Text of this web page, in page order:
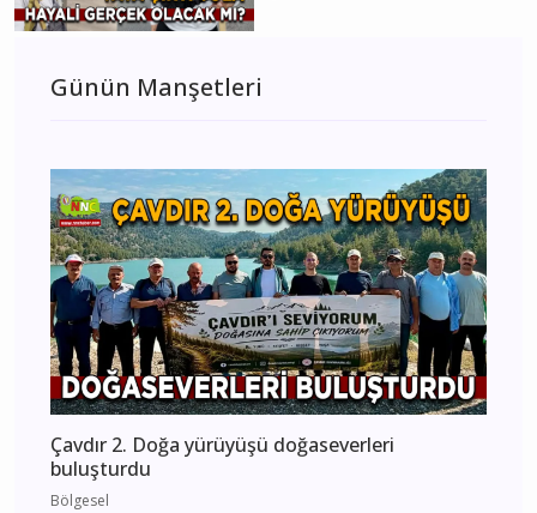
Günün Manşetleri
Çavdır 2. Doğa yürüyüşü doğaseverleri
buluşturdu
Bölgesel